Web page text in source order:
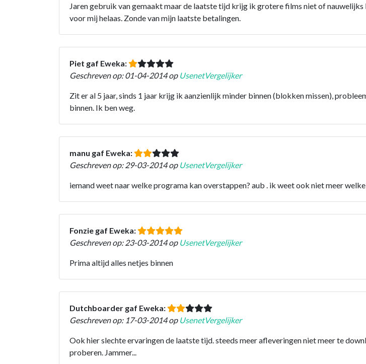
Jaren gebruik van gemaakt maar de laatste tijd krijg ik grotere films niet of
voor mij helaas. Zonde van mijn laatste betalingen.
Piet gaf Eweka:
Geschreven op: 01-04-2014 op UsenetVergelijker
Zit er al 5 jaar, sinds 1 jaar krijg ik aanzienlijk minder binnen (blokken missen),
binnen. Ik ben weg.
manu gaf Eweka:
Geschreven op: 29-03-2014 op UsenetVergelijker
iemand weet naar welke programa kan overstappen? aub . ik weet ook niet meer
Fonzie gaf Eweka:
Geschreven op: 23-03-2014 op UsenetVergelijker
Prima altijd alles netjes binnen
Dutchboarder gaf Eweka:
Geschreven op: 17-03-2014 op UsenetVergelijker
Ook hier slechte ervaringen de laatste tijd. steeds meer afleveringen niet meer te
proberen. Jammer...